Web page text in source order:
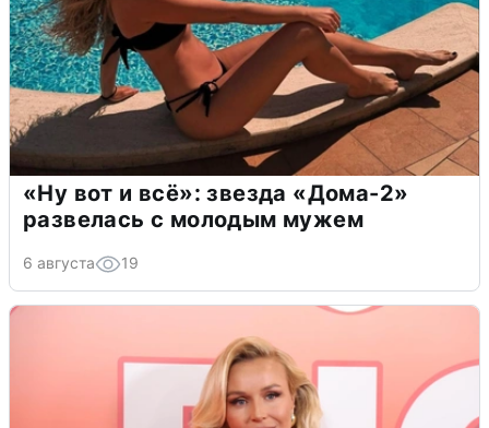
«Ну вот и всё»: звезда «Дома-2»
развелась с молодым мужем
6 августа 19